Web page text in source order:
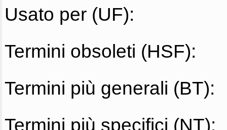
Usato per (UF):
Termini obsoleti (HSF):
Termini più generali (BT):
Termini più specifici (NT):